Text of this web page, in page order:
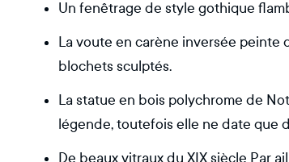
Un fenêtrage de style gothique
La voute en carène inversée
blochets sculptés.
La statue en bois polychrome de
légende, toutefois elle ne date que
De beaux vitraux du XIX siècle Par